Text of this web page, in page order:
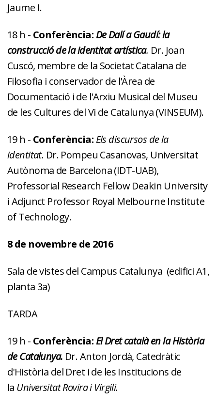
Jaume I.
18 h - Conferència:De Dalí a Gaudí: la
construcció de la identitat artística. Dr. Joan
Cuscó, membre de la Societat Catalana de
Filosofia i conservador de l'Àrea de
Documentació i de l'Arxiu Musical del Museu
de les Cultures del Vi de Catalunya (VINSEUM).
19 h - Conferència: Els discursos de la
identitat. Dr. Pompeu Casanovas, Universitat
Autònoma de Barcelona (IDT-UAB),
Professorial Research Fellow Deakin University
i Adjunct Professor Royal Melbourne Institute
of Technology.
8 de novembre de 2016
Sala de vistes del Campus Catalunya (edifici A1,
planta 3a)
TARDA
19 h - Conferència:El Dret català en la Història
de Catalunya. Dr. Anton Jordà, Catedràtic
d'Història del Dret i de les Institucions de
la Universitat Rovira i Virgili.